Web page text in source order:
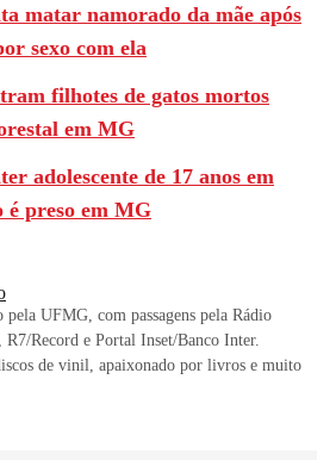
matar namorado da mãe após
sexo com ela
filhotes de gatos mortos
em MG
adolescente de 17 anos em
é preso em MG
pela UFMG, com passagens pela Rádio
Record e Portal Inset/Banco Inter.
de vinil, apaixonado por livros e muito